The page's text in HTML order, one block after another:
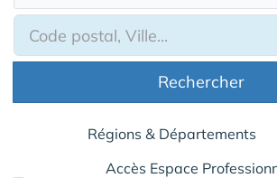
Rechercher
Régions & Départements
Accès Espace